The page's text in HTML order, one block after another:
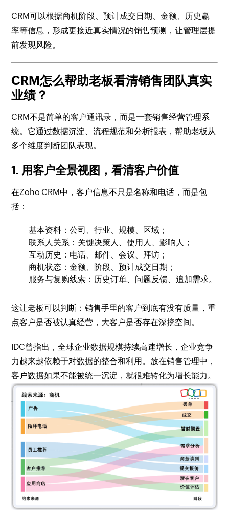
CRM可以根据商机阶段、预计成交日期、金额、历史赢
率等信息，形成更接近真实情况的销售预测，让管理层提
前发现风险。
CRM怎么帮助老板看清销售团队真实
业绩？
CRM不是简单的客户通讯录，而是一套销售经营管理系
统。它通过数据沉淀、流程规范和分析报表，帮助老板从
多个维度判断团队表现。
1. 用客户全景视图，看清客户价值
在Zoho CRM中，客户信息不只是名称和电话，而是包
括：
基本资料：公司、行业、规模、区域；
联系人关系：关键决策人、使用人、影响人；
互动历史：电话、邮件、会议、拜访；
商机状态：金额、阶段、预计成交日期；
服务与复购线索：历史订单、问题反馈、追加需求。
这让老板可以判断：销售手里的客户到底有没有质量，重
点客户是否被认真经营，大客户是否存在深挖空间。
IDC曾指出，全球企业数据规模持续高速增长，企业竞争
力越来越依赖于对数据的整合和利用。放在销售管理中，
客户数据如果不能被统一沉淀，就很难转化为增长能力。